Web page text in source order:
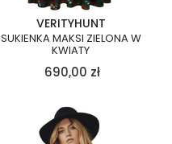
VERITYHUNT
SUKIENKA MAKSI ZIELONA W
KWIATY
690,00 zł